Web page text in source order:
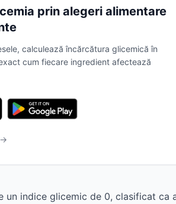
prin alegeri alimentare
calculează încărcătura glicemică în
cum fiecare ingredient afectează
un indice glicemic de 0, clasificat ca